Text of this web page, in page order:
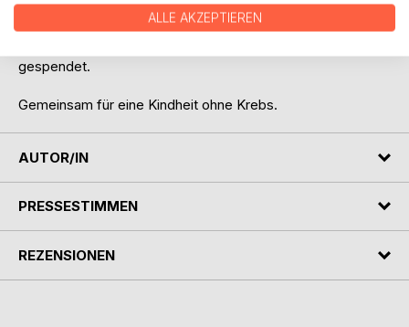
Alle Einnahmen werden an CancelCancer zugunsten der
gespendet.
Gemeinsam für eine Kindheit ohne Krebs.
AUTOR/IN
PRESSESTIMMEN
REZENSIONEN
ALLE AKZEPTIEREN